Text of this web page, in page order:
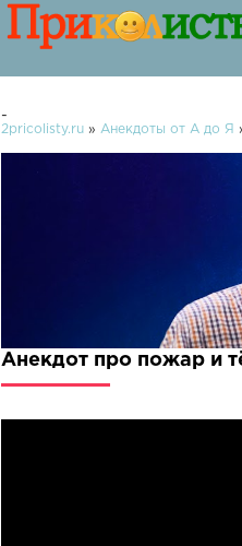
-
2pricolisty.ru » Анекдоты от А до Я
Анекдот про пожар и